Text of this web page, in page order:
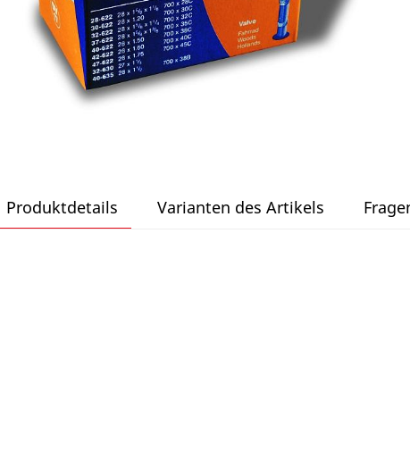
Produktdetails Varianten des Artikels